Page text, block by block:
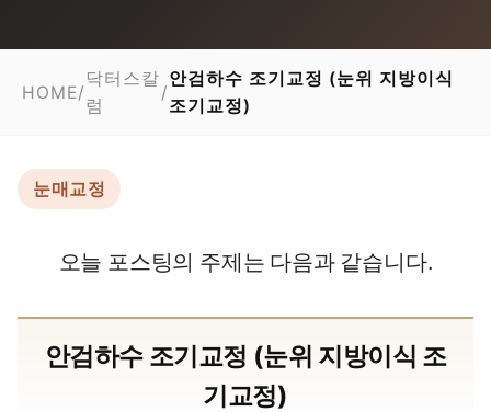
HOME/
닥터스칼
럼
/
안검하수 조기교정 (눈위 지방이식
조기교정)
눈매교정
오늘 포스팅의 주제는 다음과 같습니다.
안검하수 조기교정 (눈위 지방이식 조
기교정)